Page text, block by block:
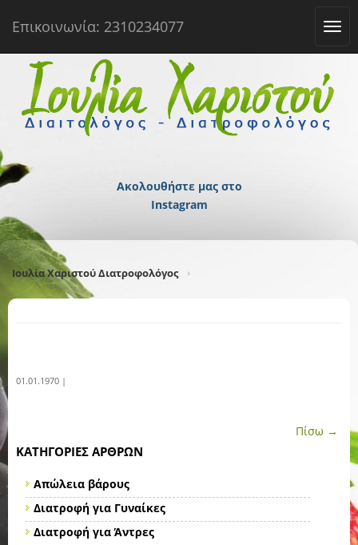
Επικοινωνία: 2310234077
Ακολουθήστε μας στο
Instagram
Ιουλία Χαριστού Διατροφολόγος
01.01.1970 |
Πίσω →
ΚΑΤΗΓΟΡΊΕΣ ΆΡΘΡΩΝ
Απώλεια βάρους
Διατροφή για Γυναίκες
Διατροφή για Άντρες